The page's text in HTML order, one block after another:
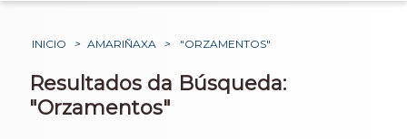
INICIO > AMARIÑAXA > "ORZAMENTOS"
Resultados da Búsqueda:
"Orzamentos"